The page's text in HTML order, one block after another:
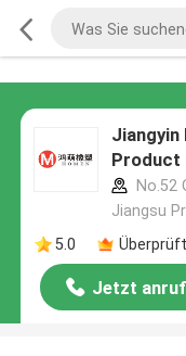
Jiangyin
Product
No.52
Jiangsu
5.0
Jetzt